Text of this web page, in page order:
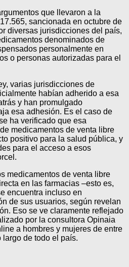
que llevaron a la
sancionada en octubre de
diversas jurisdicciones del país,
denominados de
personalmente en
o personas autorizadas para el
varias jurisdicciones de
habían adherido a esa
y han promulgado
esa adhesión. Es el caso de
ha verificado que esa
medicamentos de venta libre
positivo para la salud pública, y
para el acceso a esos
medicamentos de venta libre
en las farmacias –esto es,
encuentra incluso en
de sus usuarios, según revelan
Eso se ve claramente reflejado
por la consultora Opinaia
a hombres y mujeres de entre
largo de todo el país.